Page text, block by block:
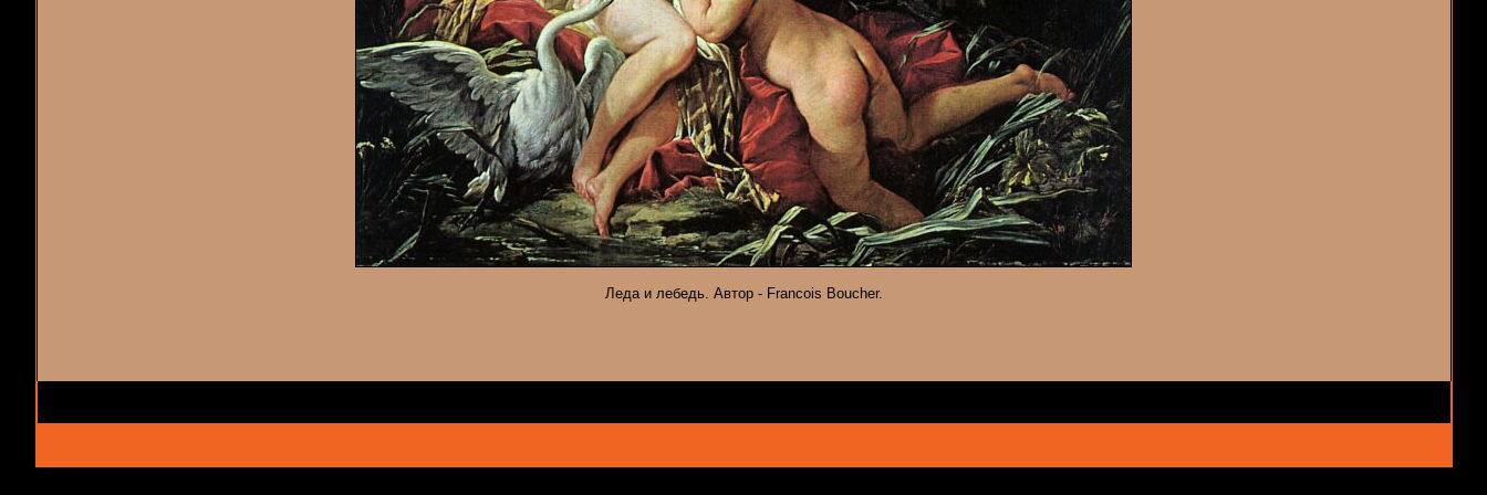
Леда и лебедь. Автор - Francois Boucher.